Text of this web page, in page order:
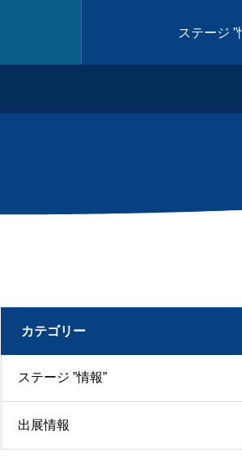
ステージ ”
カテゴリー
ステージ ”情報”
出展情報